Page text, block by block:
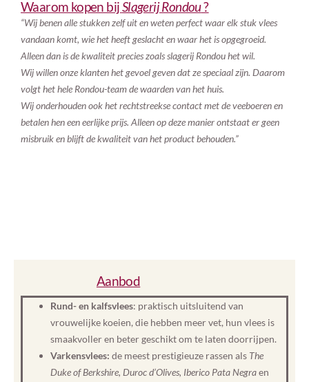
Waarom kopen bijSlagerij Rondou?
“Wij benen alle stukken zelf uit en weten perfect waar elk stuk vlees
vandaan komt, wie het heeft geslacht en waar het is opgegroeid.
Alleen dan is de kwaliteit precies zoals slagerij Rondou het wil.
Wij willen onze klanten het gevoel geven dat ze speciaal zijn. Daarom
volgt het hele Rondou-team de waarden van het huis.
Wij onderhouden ook het rechtstreekse contact met de veeboeren en
betalen hen een eerlijke prijs. Alleen op deze manier ontstaat er geen
misbruik en blijft de kwaliteit van het product behouden.”
Aanbod
Rund- en kalfsvlees: praktisch uitsluitend van
vrouwelijke koeien, die hebben meer vet, hun vlees is
smaakvoller en beter geschikt om te laten doorrijpen.
Varkensvlees: de meest prestigieuze rassen als The
Duke of Berkshire, Duroc d’Olives, Iberico Pata Negraen